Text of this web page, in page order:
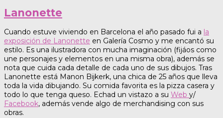
Lanonette
Cuando estuve viviendo en Barcelona el año pasado fui a la
exposición de Lanonette en Galería Cosmo y me encantó su
estilo. Es una ilustradora con mucha imaginación (fijáos como
une personajes y elementos en una misma obra), además se
nota que cuida cada detalle de cada uno de sus dibujos. Tras
Lanonette está Manon Bijkerk, una chica de 25 años que lleva
toda la vida dibujando. Su comida favorita es la pizza casera y
todo lo que tenga queso. Echad un vistazo a su Web y/
Facebook, además vende algo de merchandising con sus
obras.